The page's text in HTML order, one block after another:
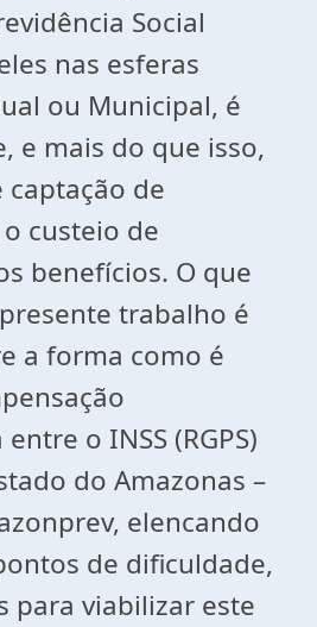
Social
nas esferas
ou Municipal, é
e mais do que isso,
de
custeio de
benefícios. O que
trabalho é
a forma como é
o INSS (RGPS)
do Amazonas –
elencando
de dificuldade,
para viabilizar este